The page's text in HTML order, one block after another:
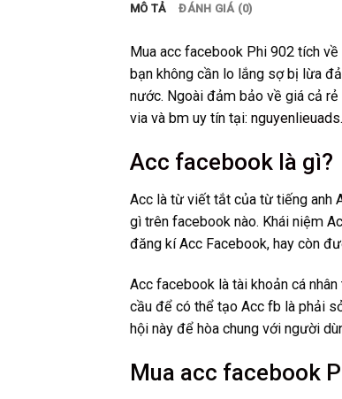
MÔ TẢ ĐÁNH GIÁ (0)
Mua acc facebook Phi 902 tích
bạn không cần lo lắng sợ bị lừa
nước. Ngoài đảm bảo về giá cả
via và bm uy tín tại:
Acc facebook là gì?
Acc là từ viết tắt của từ tiếng anh
gì trên facebook nào. Khái niệm
đăng kí Acc Facebook, hay còn
Acc facebook là tài khoản cá
cầu để có thể tạo Acc fb là phải
hội này để hòa chung với người
Mua acc facebook